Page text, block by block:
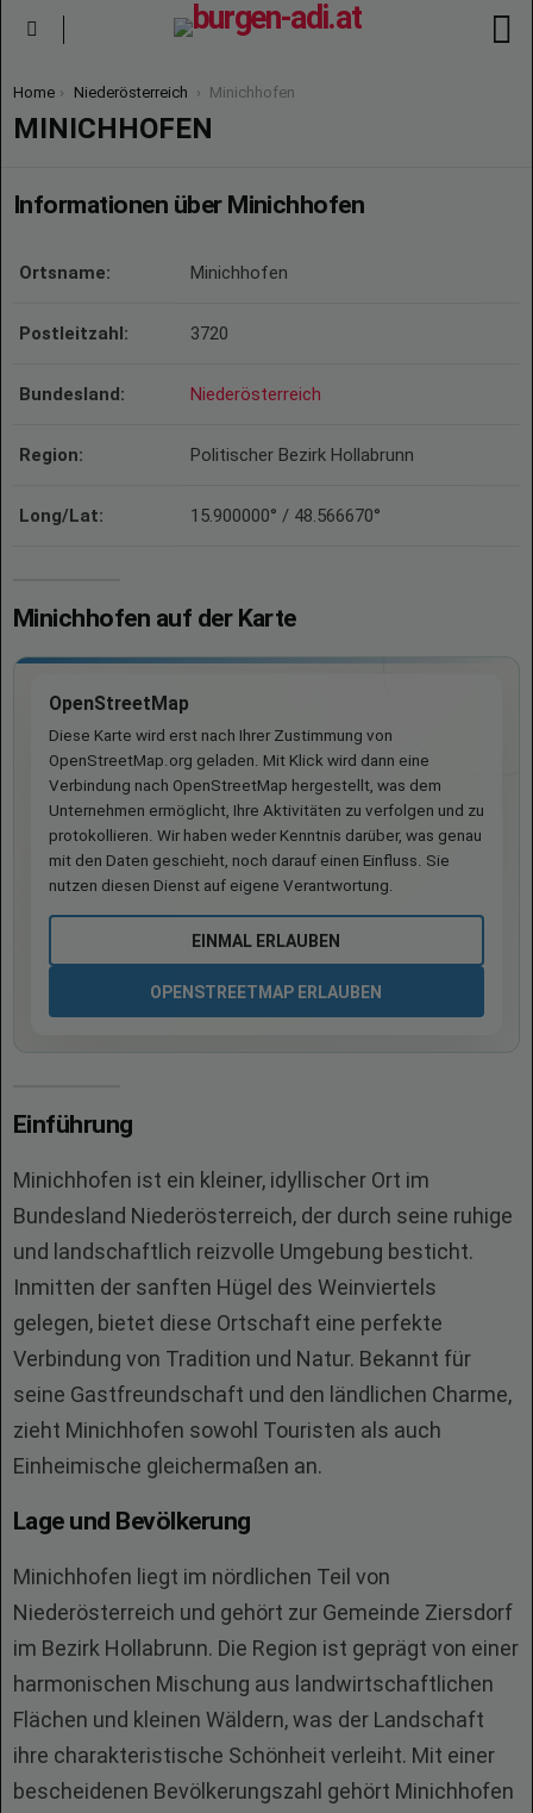
You are here:
Home Niederösterreich Minichhofen
MINICHHOFEN
Informationen über Minichhofen
Ortsname: Minichhofen
Postleitzahl: 3720
Bundesland: Niederösterreich
Region: Politischer Bezirk Hollabrunn
Long/Lat: 15.900000° / 48.566670°
Minichhofen auf der Karte
OpenStreetMap
Diese Karte wird erst nach Ihrer Zustimmung von
OpenStreetMap.org geladen. Mit Klick wird dann eine
Verbindung nach OpenStreetMap hergestellt, was dem
Unternehmen ermöglicht, Ihre Aktivitäten zu verfolgen und zu
protokollieren. Wir haben weder Kenntnis darüber, was genau
mit den Daten geschieht, noch darauf einen Einfluss. Sie
nutzen diesen Dienst auf eigene Verantwortung.
EINMAL ERLAUBEN
OPENSTREETMAP ERLAUBEN
Einführung
Minichhofen ist ein kleiner, idyllischer Ort im
Bundesland Niederösterreich, der durch seine ruhige
und landschaftlich reizvolle Umgebung besticht.
Inmitten der sanften Hügel des Weinviertels
gelegen, bietet diese Ortschaft eine perfekte
Verbindung von Tradition und Natur. Bekannt für
seine Gastfreundschaft und den ländlichen Charme,
zieht Minichhofen sowohl Touristen als auch
Einheimische gleichermaßen an.
Lage und Bevölkerung
Minichhofen liegt im nördlichen Teil von
Niederösterreich und gehört zur Gemeinde Ziersdorf
im Bezirk Hollabrunn. Die Region ist geprägt von einer
harmonischen Mischung aus landwirtschaftlichen
Flächen und kleinen Wäldern, was der Landschaft
ihre charakteristische Schönheit verleiht. Mit einer
bescheidenen Bevölkerungszahl gehört Minichhofen